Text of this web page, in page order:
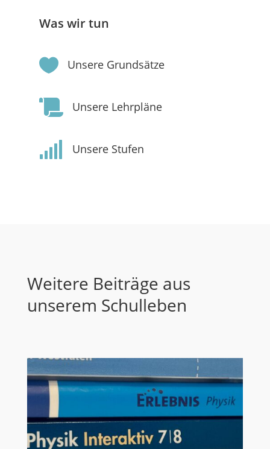
Was wir tun
 Unsere Grundsätze
 Unsere Lehrpläne
 Unsere Stufen
Weitere Beiträge aus
unserem Schulleben